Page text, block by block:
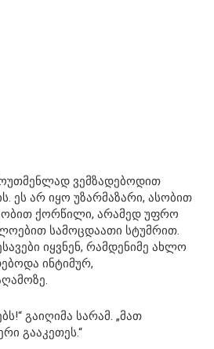
ვემზადებოდით
ეს არ იყო უზარმაზარი, ასობით
ქორწილი, არამედ უფრო
სამოცდაათი სტუმრით.
იყვნენ, რამდენიმე ახლო
ინტიმურ,
გაიღიმა სარამ. „მათ
გააკეთეს.“